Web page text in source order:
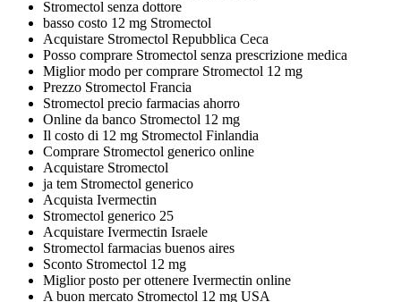
Stromectol senza dottore
basso costo 12 mg Stromectol
Acquistare Stromectol Repubblica Ceca
Posso comprare Stromectol senza prescrizione medica
Miglior modo per comprare Stromectol 12 mg
Prezzo Stromectol Francia
Stromectol precio farmacias ahorro
Online da banco Stromectol 12 mg
Il costo di 12 mg Stromectol Finlandia
Comprare Stromectol generico online
Acquistare Stromectol
ja tem Stromectol generico
Acquista Ivermectin
Stromectol generico 25
Acquistare Ivermectin Israele
Stromectol farmacias buenos aires
Sconto Stromectol 12 mg
Miglior posto per ottenere Ivermectin online
A buon mercato Stromectol 12 mg USA